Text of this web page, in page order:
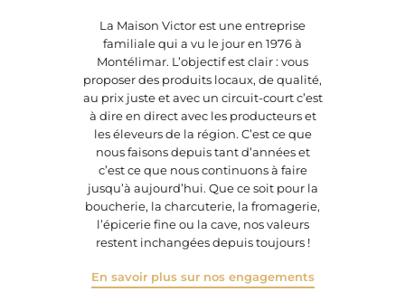
La Maison Victor est une entreprise
familiale qui a vu le jour en 1976 à
Montélimar. L’objectif est clair : vous
proposer des produits locaux, de qualité,
au prix juste et avec un circuit-court c’est
à dire en direct avec les producteurs et
les éleveurs de la région. C’est ce que
nous faisons depuis tant d’années et
c’est ce que nous continuons à faire
jusqu’à aujourd’hui. Que ce soit pour la
boucherie, la charcuterie, la fromagerie,
l’épicerie fine ou la cave, nos valeurs
restent inchangées depuis toujours !
En savoir plus sur nos engagements